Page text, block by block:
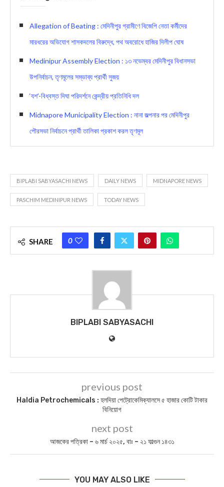
Allegation of Beating : মেদিনীপুর গ্রামীণে বিজেপি নেতা কর্মীদের
মারধরের অভিযোগ শাসকদলের বিরুদ্ধে, পথ অবরোধে হাজির দিলীপ ঘোষ
Medinipur Assembly Election : ১৩ নভেম্বর মেদিনীপুর বিধানসভা
উপনির্বাচন, তৃণমূলের সম্ভাব্য প্রার্থী সুজয়
‘যশ’-বিধ্বস্ত দিঘা পরিদর্শনে কেন্দ্রীয় প্রতিনিধি দল
Midnapore Municipality Election : নানা জল্পনার পর মেদিনীপুর
পৌরসভা নির্বাচনে প্রার্থী তালিকা প্রকাশ করল তৃণমূল
BIPLABI SABYASACHI NEWS DAILY NEWS MIDNAPORE NEWS
PASCHIM MEDINIPUR NEWS TODAY NEWS
SHARE 0
BIPLABI SABYASACHI
previous post
Haldia Petrochemicals : হলদিয়া পেট্রোকেমিক্যালসে ৫ হাজার কোটি টাকার
বিনিয়োগ
next post
আজকের পত্রিকা – ৬ মার্চ ২০২৫, বাঃ – ২১ ফাল্গুন ১৪৩১
YOU MAY ALSO LIKE